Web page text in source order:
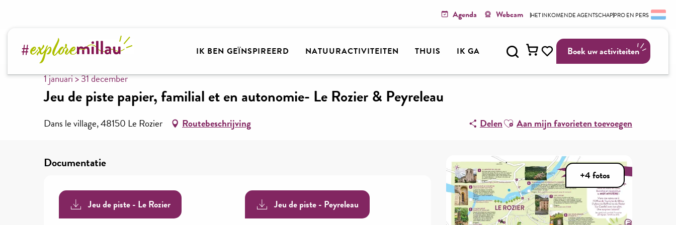
contenu
principal
Boek uw activiteiten
Voir les favoris
Zoek op
Agenda Webcam HET INKOMENDE AGENTSCHAPPRO EN PERS
IK BEN GEÏNSPIREERD NATUURACTIVITEITEN THUIS IK GA
Welkom bij Millau Grands Causses – Gorges du Tarn Jeu de piste papier, familial et en autonomie- Le Rozier & Peyreleau
1 januari > 31 december
Jeu de piste papier, familial et en autonomie- Le Rozier & Peyreleau
Dans le village, 48150 Le Rozier Routebeschrijving DelenAjouter aux favoris
Aan mijn favorieten toevoegen
+4 fotos
Documentatie
Jeu de piste - Le Rozier Jeu de piste - Peyreleau